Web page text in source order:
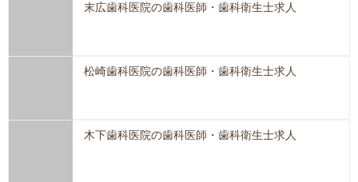
末広歯科医院の歯科医師・歯科衛生士求人
松崎歯科医院の歯科医師・歯科衛生士求人
木下歯科医院の歯科医師・歯科衛生士求人